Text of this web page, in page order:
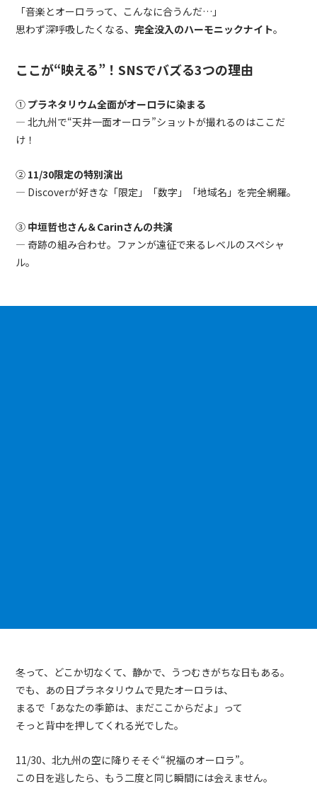
「音楽とオーロラって、こんなに合うんだ…」
思わず深呼吸したくなる、完全没入のハーモニックナイト。
ここが“映える”！SNSでバズる3つの理由
① プラネタリウム全面がオーロラに染まる
— 北九州で“天井一面オーロラ”ショットが撮れるのはここだ
け！
② 11/30限定の特別演出
— Discoverが好きな「限定」「数字」「地域名」を完全網羅。
③ 中垣哲也さん＆Carinさんの共演
— 奇跡の組み合わせ。ファンが遠征で来るレベルのスペシャ
ル。
冬って、どこか切なくて、静かで、うつむきがちな日もある。
でも、あの日プラネタリウムで見たオーロラは、
まるで「あなたの季節は、まだここからだよ」って
そっと背中を押してくれる光でした。
11/30、北九州の空に降りそそぐ“祝福のオーロラ”。
この日を逃したら、もう二度と同じ瞬間には会えません。